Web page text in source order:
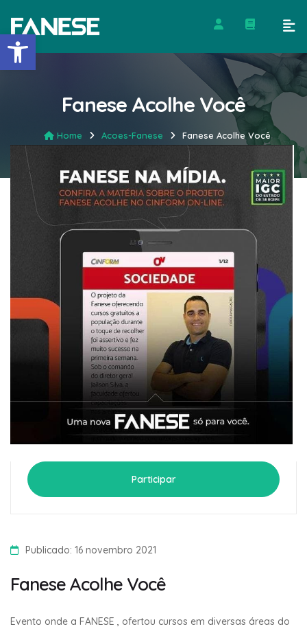
Barra de Ferramentas
Fanese Acolhe Você
Home Acoes-Fanese Fanese Acolhe Você
Participar
Publicado: 16 novembro 2021
Fanese Acolhe Você
Evento onde a FANESE , ofertou cursos em diversas áreas do